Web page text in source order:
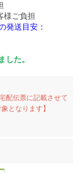
様ご負担
発送目安：
した。
配伝票に記載させて
となります】